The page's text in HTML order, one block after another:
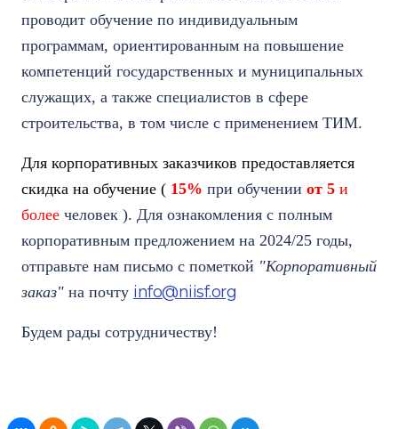
проводит обучение по индивидуальным
программам, ориентированным на повышение
компетенций государственных и муниципальных
служащих, а также специалистов в сфере
строительства, в том числе с применением ТИМ.
Для корпоративных заказчиков предоставляется
скидка на обучение ( 15% при обучении от 5 и
более человек ). Для ознакомления с полным
корпоративным предложением на 2024/25 годы,
отправьте нам письмо с пометкой "Корпоративный
заказ" на почту info@niisf.org
Будем рады сотрудничеству!